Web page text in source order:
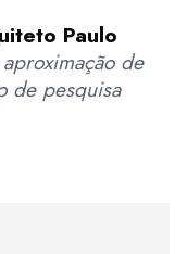
Paulo
de
de pesquisa